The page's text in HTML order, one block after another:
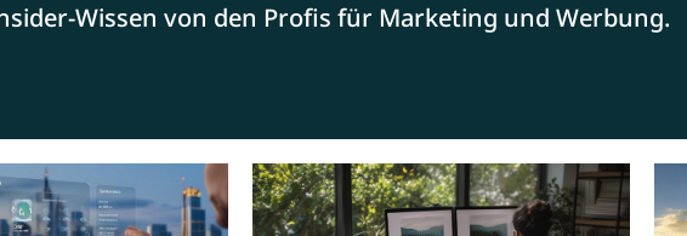
Wissen von den Profis für Marketing und Werbung.